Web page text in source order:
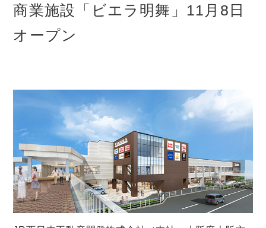
商業施設「ビエラ明舞」11月8日
オープン